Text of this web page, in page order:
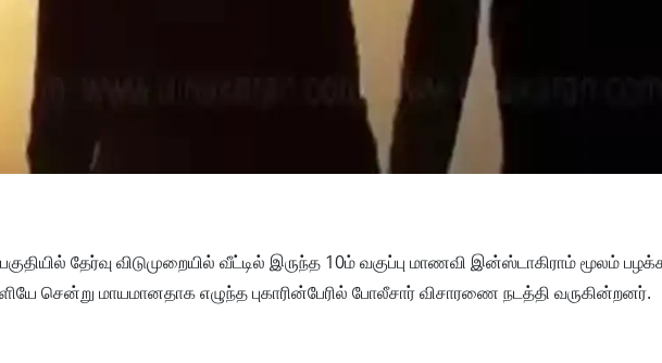
தேர்வு விடுமுறையில் வீட்டில் இருந்த 10ம் வகுப்பு மாணவி இன்ஸ்டாகிராம் மூலம்
சென்று மாயமானதாக எழுந்த புகாரின்பேரில் போலீசார் விசாரணை நடத்தி வருகின்றனர்.